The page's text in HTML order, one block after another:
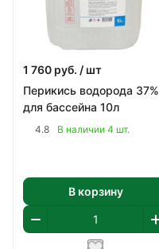
1 760 руб. / шт
Перикись водорода 37%
для бассейна 10л
4.8 В наличии 4 шт.
В корзину